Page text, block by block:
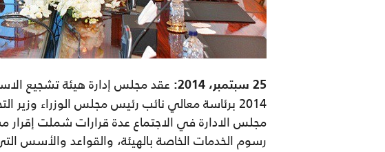
25 سبتمبر، 2014:
2014 برئاسة معالي نائب رئيس مجلس الوزراء
رسوم الخدمات الخاصة بالهيئة، والقواعد والأسس